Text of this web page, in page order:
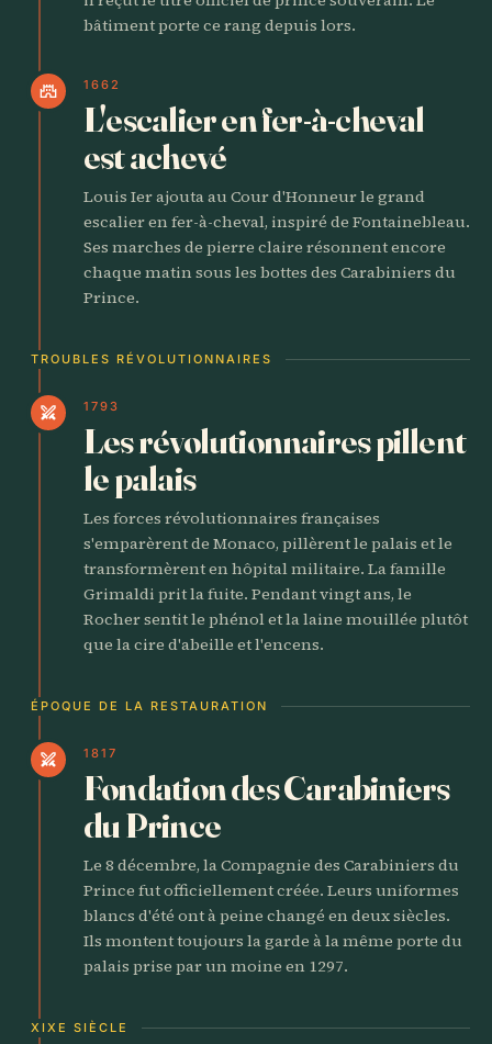
bâtiment porte ce rang depuis lors.
castle 1662
L'escalier en fer-à-cheval
est achevé
Louis Ier ajouta au Cour d'Honneur le grand
escalier en fer-à-cheval, inspiré de Fontainebleau.
Ses marches de pierre claire résonnent encore
chaque matin sous les bottes des Carabiniers du
Prince.
TROUBLES RÉVOLUTIONNAIRES
swords 1793
Les révolutionnaires pillent
le palais
Les forces révolutionnaires françaises
s'emparèrent de Monaco, pillèrent le palais et le
transformèrent en hôpital militaire. La famille
Grimaldi prit la fuite. Pendant vingt ans, le
Rocher sentit le phénol et la laine mouillée plutôt
que la cire d'abeille et l'encens.
ÉPOQUE DE LA RESTAURATION
swords 1817
Fondation des Carabiniers
du Prince
Le 8 décembre, la Compagnie des Carabiniers du
Prince fut officiellement créée. Leurs uniformes
blancs d'été ont à peine changé en deux siècles.
Ils montent toujours la garde à la même porte du
palais prise par un moine en 1297.
XIXE SIÈCLE